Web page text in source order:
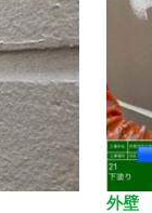
外壁